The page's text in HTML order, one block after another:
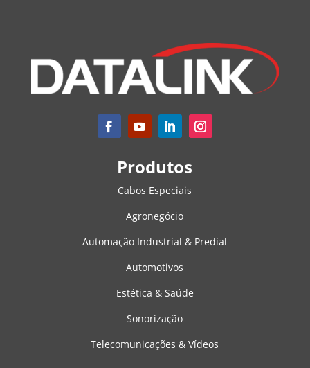
Produtos
Cabos Especiais
Agronegócio
Automação Industrial & Predial
Automotivos
Estética & Saúde
Sonorização
Telecomunicações & Vídeos